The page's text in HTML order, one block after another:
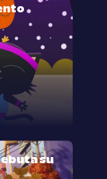
su